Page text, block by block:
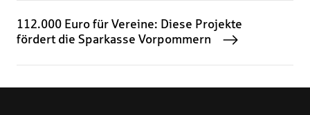
112.000 Euro für Vereine: Diese Projekte
fördert die Sparkasse Vorpommern